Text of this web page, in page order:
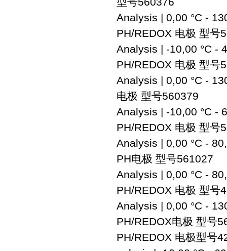
Analysis | 0,00 °C -
PH/REDOX 电极 型号
Analysis | -10,00 °C -
PH/REDOX 电极 型号
Analysis | 0,00 °C -
电极 型号560379
Analysis | -10,00 °C -
PH/REDOX 电极 型号
Analysis | 0,00 °C -
PH电极 型号561027
Analysis | 0,00 °C -
PH/REDOX 电极 型号
Analysis | 0,00 °C -
PH/REDOX电极 型号
PH/REDOX 电极型号